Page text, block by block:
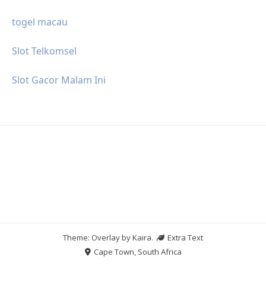
togel macau
Slot Telkomsel
Slot Gacor Malam Ini
Theme: Overlay byKaira.
Extra Text
Cape Town, South Africa